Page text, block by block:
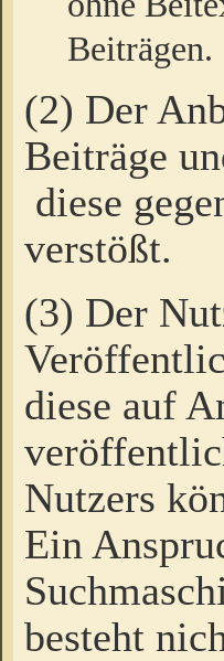
Beiträgen.
(2) Der
Beiträge
diese
verstößt.
(3) Der
diese auf
Nutzers
Ein
besteht